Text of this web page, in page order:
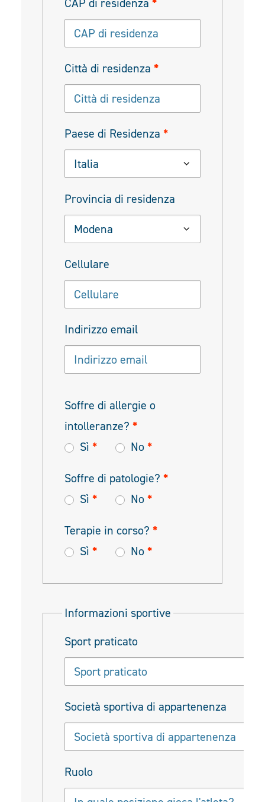
Città di residenza *
Paese di Residenza *
Italia
Provincia di residenza
Modena
Cellulare
Indirizzo email
Soffre di allergie o
intolleranze? *
Sì * No*
Soffre di patologie? *
Sì * No*
Terapie in corso? *
Sì * No*
Informazioni sportive
Sport praticato
Società sportiva di appartenenza
Ruolo